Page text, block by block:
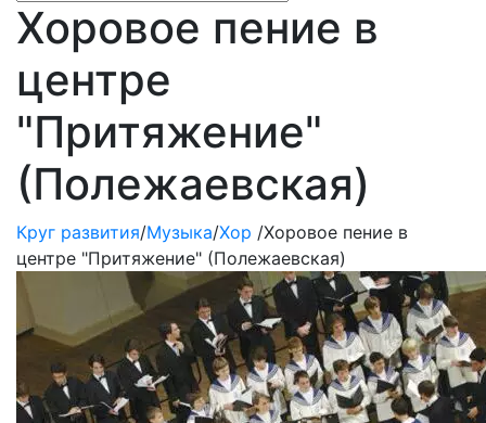
Хоровое пение в
центре
"Притяжение"
(Полежаевская)
Круг развития/Музыка/Хор /Хоровое пение в
центре "Притяжение" (Полежаевская)